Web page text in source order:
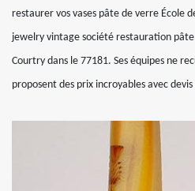
restaurer vos vases pâte de verre École
jewelry vintage société restauration pâte
Courtry dans le 77181. Ses équipes ne
proposent des prix incroyables avec